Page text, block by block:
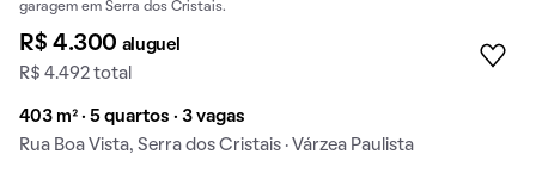
garagem em Serra dos Cristais.
R$ 4.300 aluguel
R$ 4.492 total
403 m² · 5 quartos · 3 vagas
Rua Boa Vista, Serra dos Cristais · Várzea Paulista